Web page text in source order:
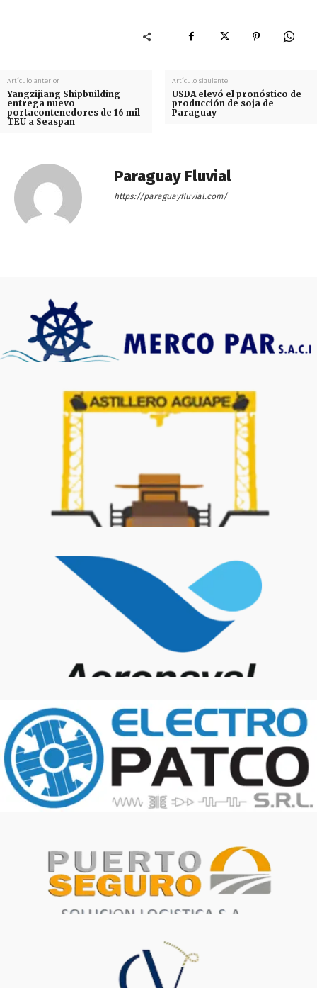
Artículo anterior
Yangzijiang Shipbuilding
entrega nuevo
portacontenedores de 16 mil
TEU a Seaspan
Artículo siguiente
USDA elevó el pronóstico de
producción de soja de
Paraguay
Paraguay Fluvial
https://paraguayfluvial.com/